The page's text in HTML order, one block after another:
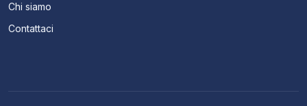
Chi siamo
Contattaci